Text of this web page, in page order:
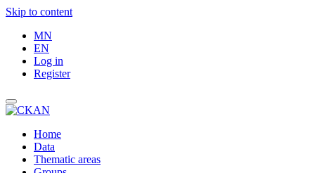
Skip to content
MN
EN
Log in
Register
Home
Data
Thematic areas